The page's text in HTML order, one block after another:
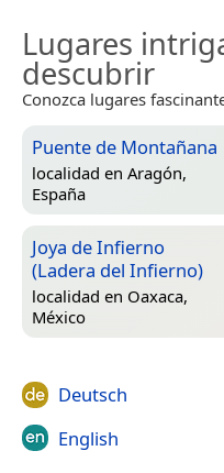
Lugares
descubrir
Conozca lugares
Puente de Montañana
localidad en Aragón,
España
Joya de Infierno
(Ladera del Infierno)
localidad en Oaxaca,
México
Deutsch
English